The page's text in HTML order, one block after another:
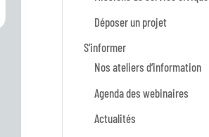
Déposer un projet
S’informer
Nos ateliers d’information
Agenda des webinaires
Actualités